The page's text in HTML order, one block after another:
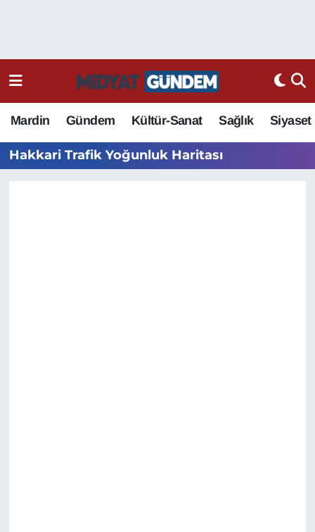
Mardin Gündem Kültür-Sanat Sağlık Siyaset
Hakkari Trafik Yoğunluk Haritası